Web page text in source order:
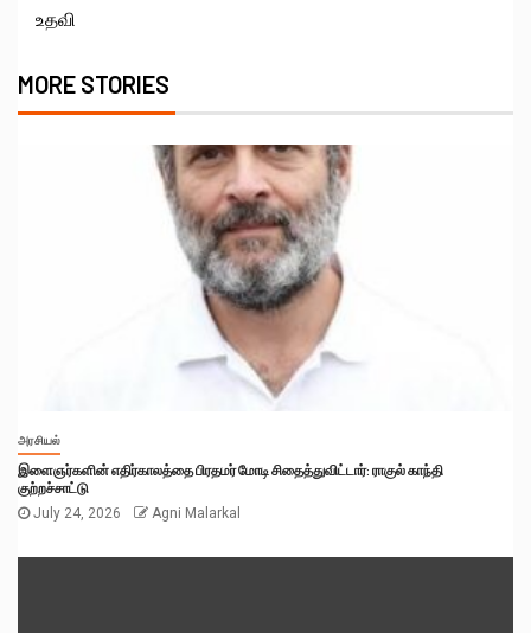
உதவி
MORE STORIES
அரசியல்
இளைஞர்களின் எதிர்காலத்தை பிரதமர் மோடி சிதைத்துவிட்டார்: ராகுல் காந்தி
குற்றச்சாட்டு
July 24, 2026
Agni Malarkal